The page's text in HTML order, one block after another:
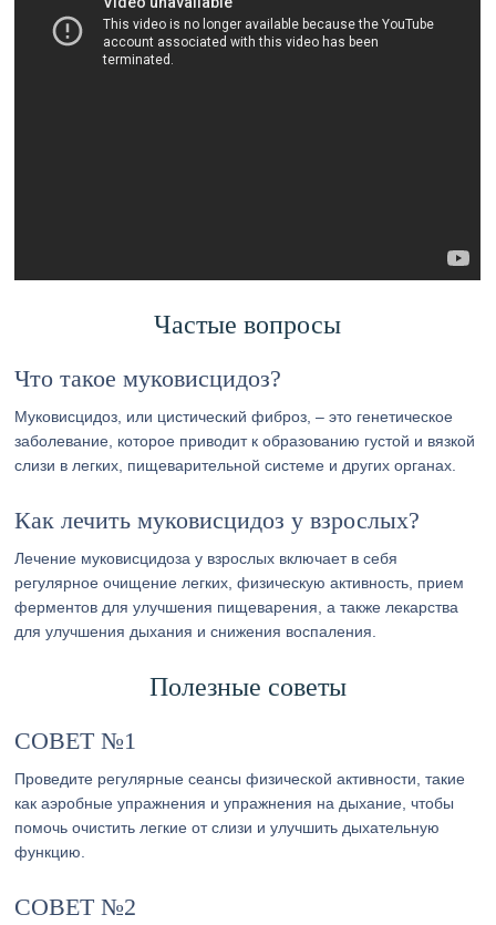
Частые вопросы
Что такое муковисцидоз?
Муковисцидоз, или цистический фиброз, – это генетическое
заболевание, которое приводит к образованию густой и вязкой
слизи в легких, пищеварительной системе и других органах.
Как лечить муковисцидоз у взрослых?
Лечение муковисцидоза у взрослых включает в себя
регулярное очищение легких, физическую активность, прием
ферментов для улучшения пищеварения, а также лекарства
для улучшения дыхания и снижения воспаления.
Полезные советы
СОВЕТ №1
Проведите регулярные сеансы физической активности, такие
как аэробные упражнения и упражнения на дыхание, чтобы
помочь очистить легкие от слизи и улучшить дыхательную
функцию.
СОВЕТ №2